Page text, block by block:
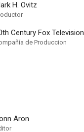
H. Ovitz
Century Fox Television
de Produccion
Aron